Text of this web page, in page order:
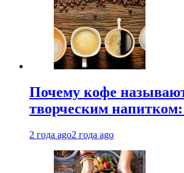
Почему кофе
творческим напитком:
2 года ago2 года ago